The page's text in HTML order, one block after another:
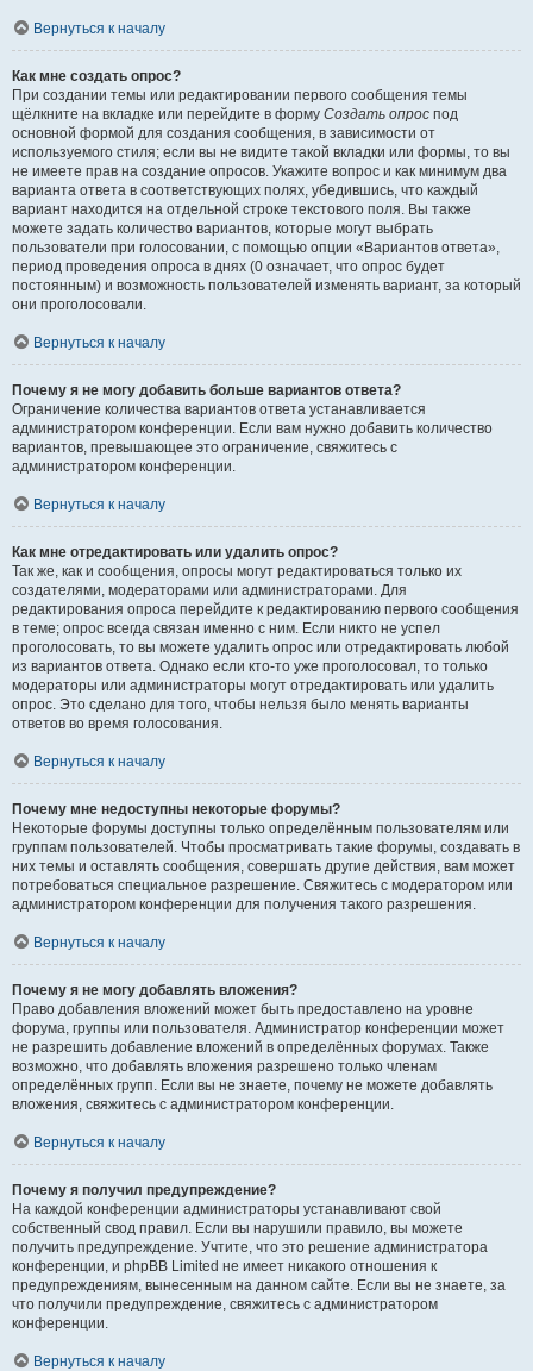
Вернуться к началу
Как мне создать опрос?
При создании темы или редактировании первого сообщения темы
щёлкните на вкладке или перейдите в форму Создать опрос под
основной формой для создания сообщения, в зависимости от
используемого стиля; если вы не видите такой вкладки или формы, то вы
не имеете прав на создание опросов. Укажите вопрос и как минимум два
варианта ответа в соответствующих полях, убедившись, что каждый
вариант находится на отдельной строке текстового поля. Вы также
можете задать количество вариантов, которые могут выбрать
пользователи при голосовании, с помощью опции «Вариантов ответа»,
период проведения опроса в днях (0 означает, что опрос будет
постоянным) и возможность пользователей изменять вариант, за который
они проголосовали.
Вернуться к началу
Почему я не могу добавить больше вариантов ответа?
Ограничение количества вариантов ответа устанавливается
администратором конференции. Если вам нужно добавить количество
вариантов, превышающее это ограничение, свяжитесь с
администратором конференции.
Вернуться к началу
Как мне отредактировать или удалить опрос?
Так же, как и сообщения, опросы могут редактироваться только их
создателями, модераторами или администраторами. Для
редактирования опроса перейдите к редактированию первого сообщения
в теме; опрос всегда связан именно с ним. Если никто не успел
проголосовать, то вы можете удалить опрос или отредактировать любой
из вариантов ответа. Однако если кто-то уже проголосовал, то только
модераторы или администраторы могут отредактировать или удалить
опрос. Это сделано для того, чтобы нельзя было менять варианты
ответов во время голосования.
Вернуться к началу
Почему мне недоступны некоторые форумы?
Некоторые форумы доступны только определённым пользователям или
группам пользователей. Чтобы просматривать такие форумы, создавать в
них темы и оставлять сообщения, совершать другие действия, вам может
потребоваться специальное разрешение. Свяжитесь с модератором или
администратором конференции для получения такого разрешения.
Вернуться к началу
Почему я не могу добавлять вложения?
Право добавления вложений может быть предоставлено на уровне
форума, группы или пользователя. Администратор конференции может
не разрешить добавление вложений в определённых форумах. Также
возможно, что добавлять вложения разрешено только членам
определённых групп. Если вы не знаете, почему не можете добавлять
вложения, свяжитесь с администратором конференции.
Вернуться к началу
Почему я получил предупреждение?
На каждой конференции администраторы устанавливают свой
собственный свод правил. Если вы нарушили правило, вы можете
получить предупреждение. Учтите, что это решение администратора
конференции, и phpBB Limited не имеет никакого отношения к
предупреждениям, вынесенным на данном сайте. Если вы не знаете, за
что получили предупреждение, свяжитесь с администратором
конференции.
Вернуться к началу